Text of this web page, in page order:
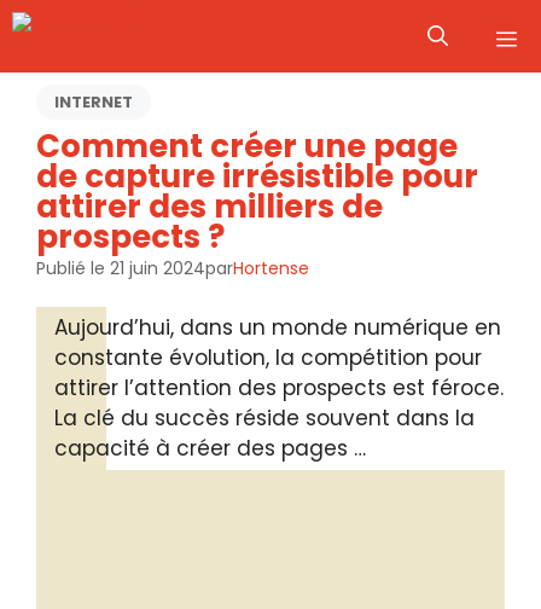
Aller
contenu
INTERNET
Comment créer une page
de capture irrésistible pour
attirer des milliers de
prospects ?
Publié le 21 juin 2024parHortense
Aujourd’hui, dans un monde numérique en
constante évolution, la compétition pour
attirer l’attention des prospects est féroce.
La clé du succès réside souvent dans la
capacité à créer des pages …